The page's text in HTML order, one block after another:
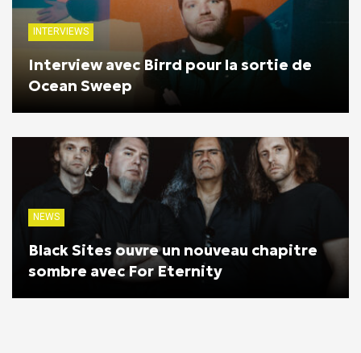
INTERVIEWS
Interview avec Birrd pour la sortie de
Ocean Sweep
NEWS
Black Sites ouvre un nouveau chapitre
sombre avec For Eternity